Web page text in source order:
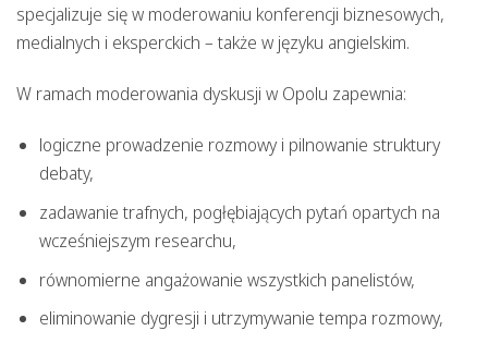
specjalizuje się w moderowaniu konferencji biznesowych,
medialnych i eksperckich – także w języku angielskim.
W ramach moderowania dyskusji w Opolu zapewnia:
logiczne prowadzenie rozmowy i pilnowanie struktury
debaty,
zadawanie trafnych, pogłębiających pytań opartych na
wcześniejszym researchu,
równomierne angażowanie wszystkich panelistów,
eliminowanie dygresji i utrzymywanie tempa rozmowy,